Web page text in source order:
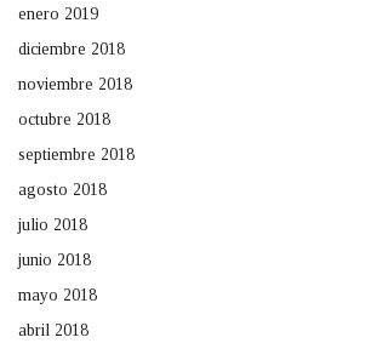
enero 2019
diciembre 2018
noviembre 2018
octubre 2018
septiembre 2018
agosto 2018
julio 2018
junio 2018
mayo 2018
abril 2018